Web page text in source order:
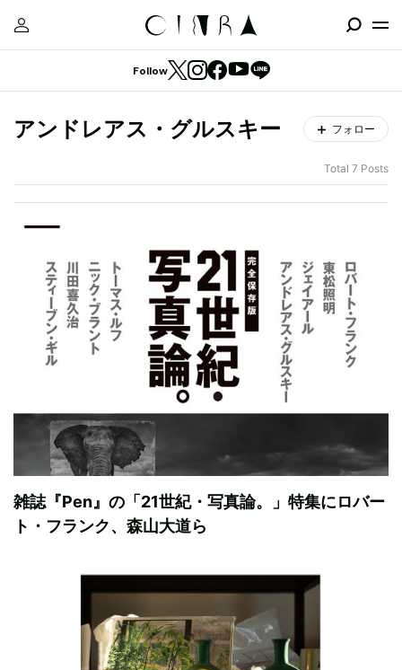
Follow
アンドレアス・グルスキー フォロー
Total 7 Posts
雑誌『Pen』の「21世紀・写真論。」特集にロバー
ト・フランク、森山大道ら